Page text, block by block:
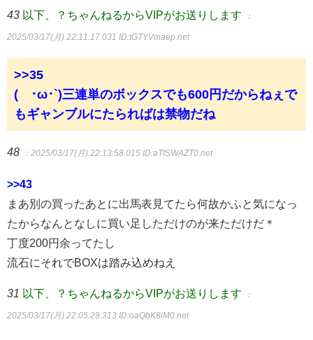
43 以下、？ちゃんねるからVIPがお送りします ：
2025/03/17(月) 22:11:17.031 ID:tGTYVmaep.net
>>35
(´･ω･`)三連単のボックスでも600円だからねぇで
もギャンブルにたらればは禁物だね
48 ：2025/03/17(月) 22:13:58.015 ID:aTfSWAZT0.net
>>43
まあ別の買ったあとに出馬表見てたら何故かふと気になっ
たからなんとなしに買い足しただけのが来ただけだ＊
丁度200円余ってたし
流石にそれでBOXは踏み込めねえ
31 以下、？ちゃんねるからVIPがお送りします ：
2025/03/17(月) 22:05:29.313 ID:oaQbK8iM0.net